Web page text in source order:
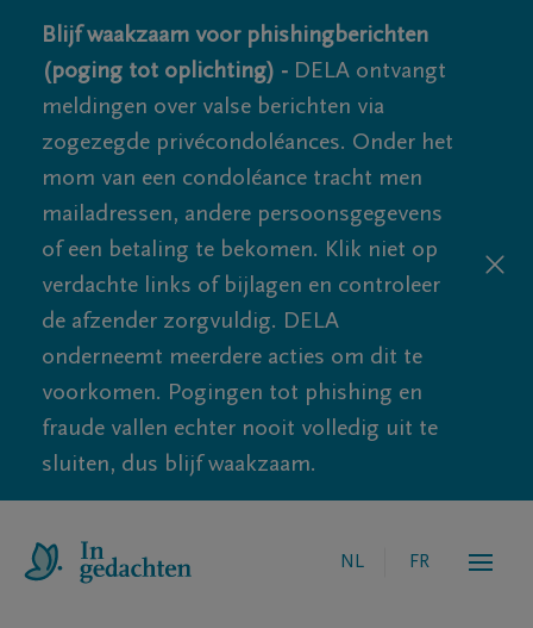
Blijf waakzaam voor phishingberichten
(poging tot oplichting) - DELA ontvangt
meldingen over valse berichten via
zogezegde privécondoléances. Onder het
mom van een condoléance tracht men
mailadressen, andere persoonsgegevens
of een betaling te bekomen. Klik niet op
verdachte links of bijlagen en controleer
de afzender zorgvuldig. DELA
onderneemt meerdere acties om dit te
voorkomen. Pogingen tot phishing en
fraude vallen echter nooit volledig uit te
sluiten, dus blijf waakzaam.
NL FR